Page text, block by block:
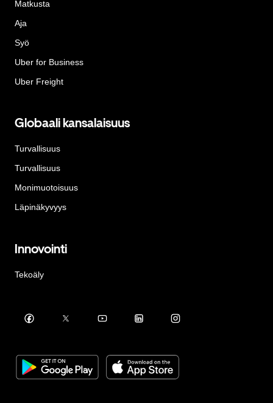
Matkusta
Aja
Syö
Uber for Business
Uber Freight
Globaali kansalaisuus
Turvallisuus
Turvallisuus
Monimuotoisuus
Läpinäkyvyys
Innovointi
Tekoäly